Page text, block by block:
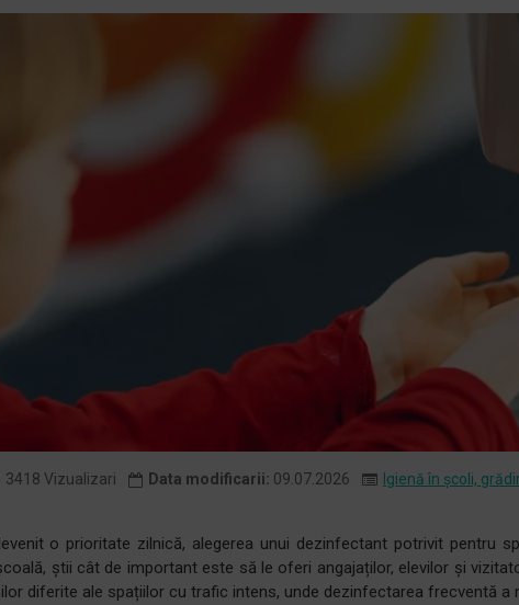
3418 Vizualizari Data modificarii: 09.07.2026 Igienă în școli,
o prioritate zilnică, alegerea unui dezinfectant potrivit pentru
știi cât de important este să le oferi angajaților, elevilor și
diferite ale spațiilor cu trafic intens, unde dezinfectarea frecventă a